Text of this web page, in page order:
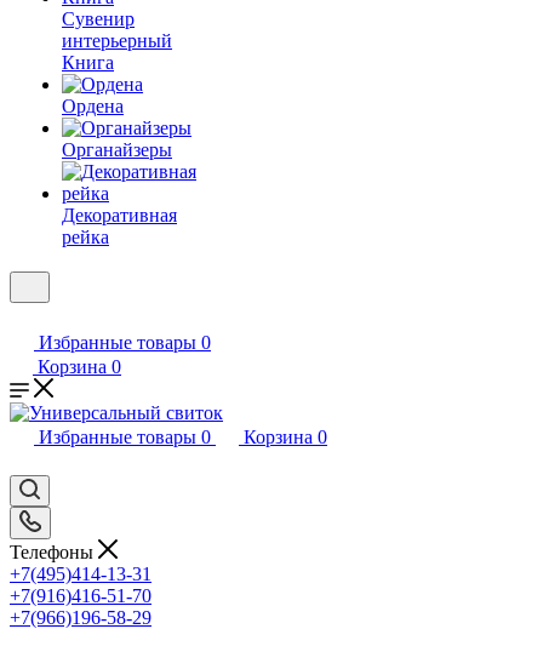
Сувенир
интерьерный
Книга
Ордена
Органайзеры
Декоративная
рейка
Избранные товары 0
Корзина 0
Избранные товары 0 Корзина 0
Телефоны
+7(495)414-13-31
+7(916)416-51-70
+7(966)196-58-29